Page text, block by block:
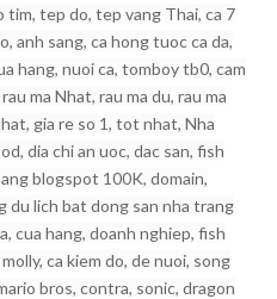
tim, tep do, tep vang Thai, ca 7
anh sang, ca hong tuoc ca da,
hang, nuoi ca, tomboy tb0, cam
ma Nhat, rau ma du, rau ma
gia re so 1, tot nhat, Nha
dia chi an uoc, dac san, fish
blogspot 100K, domain,
du lich bat dong san nha trang
cua hang, doanh nghiep, fish
ca kiem do, de nuoi, song
bros, contra, sonic, dragon